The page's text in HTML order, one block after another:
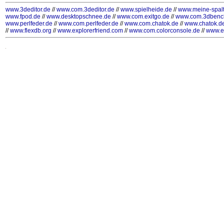
www.3deditor.de //www.com.3deditor.de //www.spielheide.de //www.meine-
www.fpod.de //www.desktopschnee.de //www.com.exitgo.de //
www.perlfeder.de //www.com.perlfeder.de //www.com.chatok.de //
//www.flexdb.org //www.explorerfriend.com //www.com.colorconsole.de //